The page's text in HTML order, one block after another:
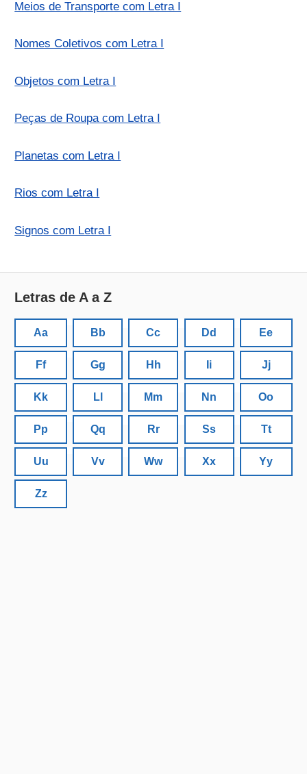
Meios de Transporte com Letra I
Nomes Coletivos com Letra I
Objetos com Letra I
Peças de Roupa com Letra I
Planetas com Letra I
Rios com Letra I
Signos com Letra I
Letras de A a Z
Aa Bb Cc Dd Ee
Ff Gg Hh Ii Jj
Kk Ll Mm Nn Oo
Pp Qq Rr Ss Tt
Uu Vv Ww Xx Yy
Zz